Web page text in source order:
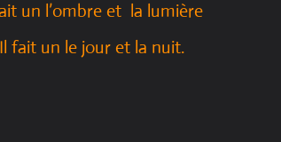
un l’ombre et la lumière
Il fait un le jour et la nuit.